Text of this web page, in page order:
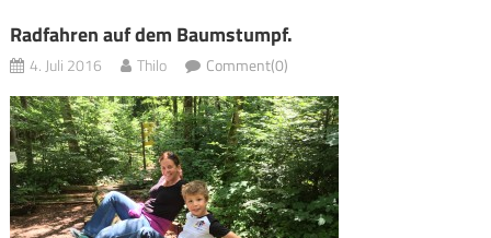
Radfahren auf dem Baumstumpf.
4. Juli 2016 Thilo Comment(0)